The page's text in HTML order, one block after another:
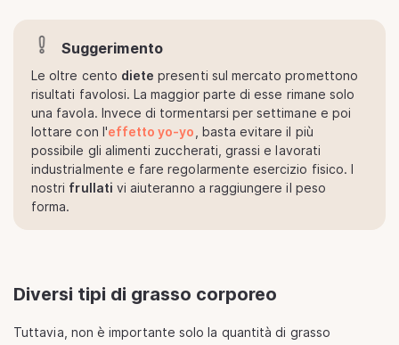
Suggerimento
Le oltre cento diete presenti sul mercato promettono
risultati favolosi. La maggior parte di esse rimane solo
una favola. Invece di tormentarsi per settimane e poi
lottare con l'effetto yo-yo , basta evitare il più
possibile gli alimenti zuccherati, grassi e lavorati
industrialmente e fare regolarmente esercizio fisico. I
nostri frullati vi aiuteranno a raggiungere il peso
forma.
Diversi tipi di grasso corporeo
Tuttavia, non è importante solo la quantità di grasso